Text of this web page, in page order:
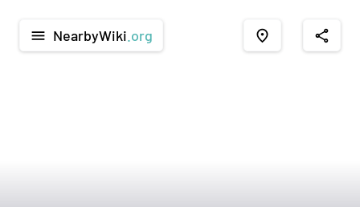
menu NearbyWiki .org place share